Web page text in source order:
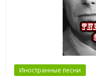
Иностранные песни